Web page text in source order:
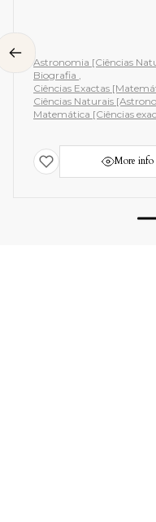
Astronomia [Ciências
Biografia
Ciências Exactas
Ciências Naturais
Matemática [Ciências
More info